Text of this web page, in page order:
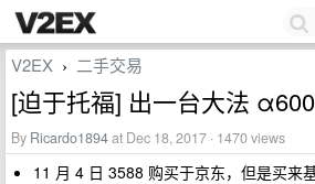
V2EX › 二手交易
[迫于托福] 出一台大法
By Ricardo1894at Dec 18, 2017 · 1470 views
11 月 4 日 3588 购买于京东，但是买来